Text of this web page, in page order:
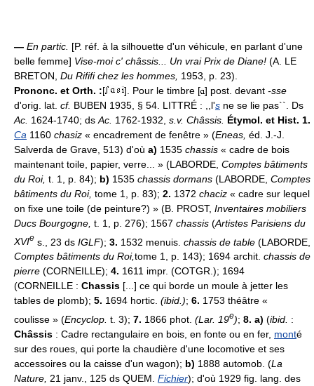
— En partic. [P. réf. à la silhouette d'un véhicule, en parlant d'une
belle femme] Vise-moi c' châssis... Un vrai Prix de Diane! (A. LE
BRETON, Du Rififi chez les hommes, 1953, p. 23).
Prononc. et Orth. :[ ]. Pour le timbre [ ] post. devant -sse
d'orig. lat. cf. BUBEN 1935, § 54. LITTRÉ : ,,l's ne se lie pas``. Ds
Ac. 1624-1740; ds Ac. 1762-1932, s.v. Châssis. Étymol. et Hist. 1.
Ca 1160 chasiz « encadrement de fenêtre » (Eneas, éd. J.-J.
Salverda de Grave, 513) d'où a) 1535 chassis « cadre de bois
maintenant toile, papier, verre... » (LABORDE, Comptes bâtiments
du Roi, t. 1, p. 84); b) 1535 chassis dormans (LABORDE, Comptes
bâtiments du Roi, tome 1, p. 83); 2. 1372 chaciz « cadre sur lequel
on fixe une toile (de peinture?) » (B. PROST, Inventaires mobiliers
Ducs Bourgogne, t. 1, p. 276); 1567 chassis (Artistes Parisiens du
XVIe s., 23 ds IGLF); 3. 1532 menuis. chassis de table (LABORDE,
Comptes bâtiments du Roi,tome 1, p. 143); 1694 archit. chassis de
pierre (CORNEILLE); 4. 1611 impr. (COTGR.); 1694
(CORNEILLE : Chassis [...] ce qui borde un moule à jetter les
tables de plomb); 5. 1694 hortic. (ibid.); 6. 1753 théâtre «
coulisse » (Encyclop. t. 3); 7. 1866 phot. (Lar. 19e); 8. a) (ibid. :
Châssis : Cadre rectangulaire en bois, en fonte ou en fer, monté
sur des roues, qui porte la chaudière d'une locomotive et ses
accessoires ou la caisse d'un wagon); b) 1888 automob. (La
Nature, 21 janv., 125 ds QUEM. Fichier); d'où 1929 fig. lang. des